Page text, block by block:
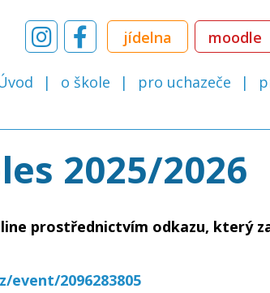
o škole pro uchazeče
jídelna moodle
2025/2026
prostřednictvím odkazu, který
2096283805